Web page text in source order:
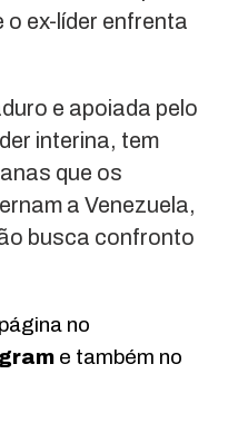
ex-líder enfrenta
e apoiada pelo
interina, tem
que os
a Venezuela,
busca confronto
no
e também no